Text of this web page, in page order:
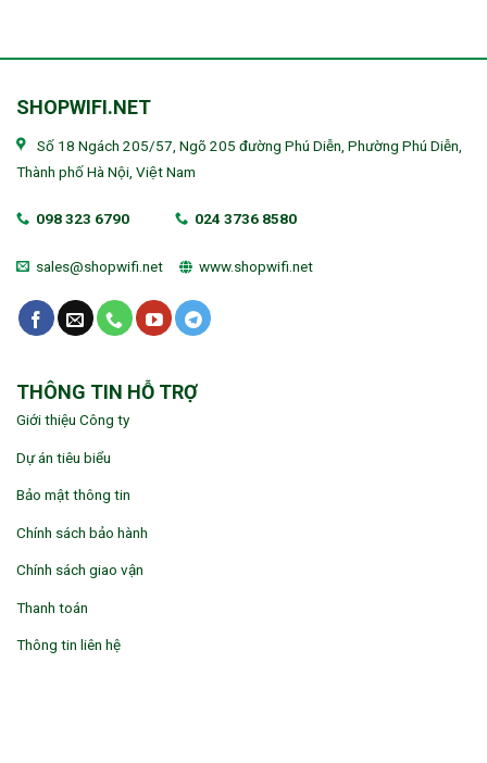
SHOPWIFI.NET
Số 18 Ngách 205/57, Ngõ 205 đường Phú Diễn, Phường Phú Diễn,
Thành phố Hà Nội, Việt Nam
098 323 6790 024 3736 8580
sales@shopwifi.net www.shopwifi.net
THÔNG TIN HỖ TRỢ
Giới thiệu Công ty
Dự án tiêu biểu
Bảo mật thông tin
Chính sách bảo hành
Chính sách giao vận
Thanh toán
Thông tin liên hệ